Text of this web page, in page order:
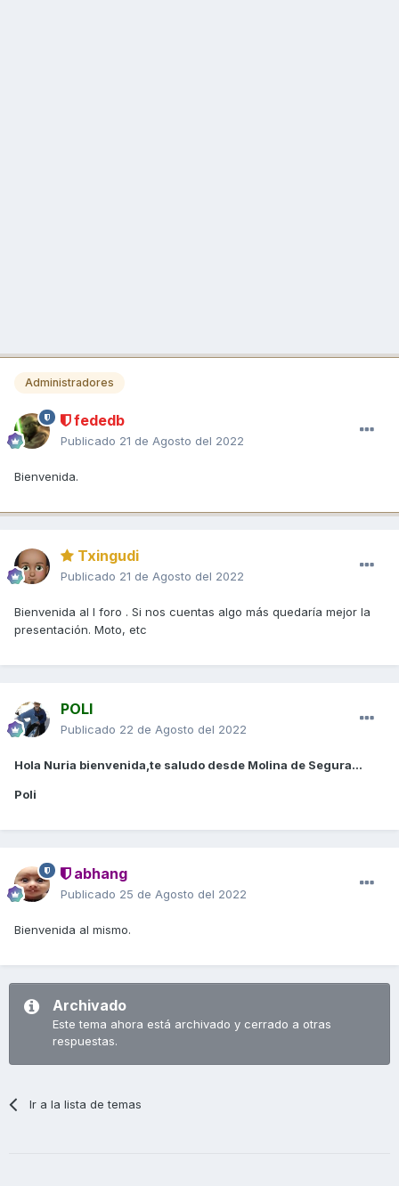
Administradores
fededb
Publicado 21 de Agosto del 2022
Bienvenida.
Txingudi
Publicado 21 de Agosto del 2022
Bienvenida al l foro . Si nos cuentas algo más quedaría mejor la
presentación. Moto, etc
POLI
Publicado 22 de Agosto del 2022
Hola Nuria bienvenida,te saludo desde Molina de Segura...
Poli
abhang
Publicado 25 de Agosto del 2022
Bienvenida al mismo.
Archivado
Este tema ahora está archivado y cerrado a otras
respuestas.
Ir a la lista de temas